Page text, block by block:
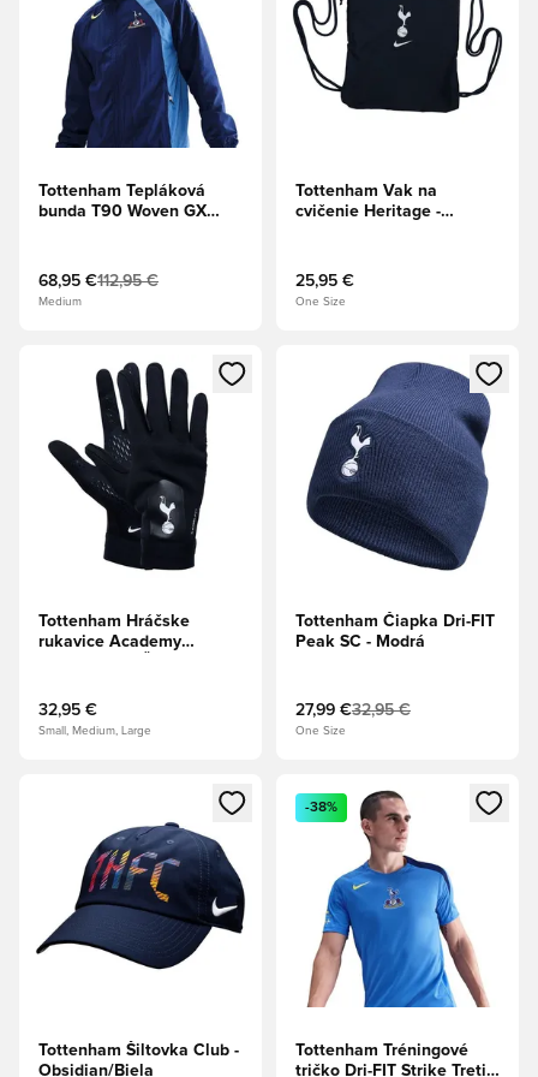
Tottenham Tepláková
bunda T90 Woven GX
modrá/Dynamická žltá
68,95 €112,95 €
Medium
Tottenham Vak na
cvičenie Heritage -
25,95 €
One Size
Otvorí modál na prihlásenie alebo registráciu ako člen
Tottenham Hráčske
rukavice Academy
32,95 €
Small, Medium, Large
Otvorí modál na prihlásenie
Tottenham Čiapka Dri-FIT
Peak SC - Modrá
27,99 €32,95 €
One Size
Otvorí modál na prihlásenie alebo registráciu ako člen
Tottenham Šiltovka Club -
Obsidian/Biela
Otvorí modál na prihlásenie
-38%
Tottenham Tréningové
tričko Dri-FIT Strike Tretie